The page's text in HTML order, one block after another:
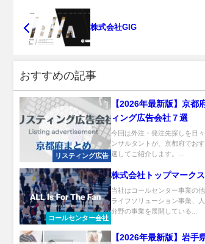
株式会社GIG
おすすめの記事
リスティング広告
【2026年最新版】京都
ィング広告会社７選
今回は外注・発注先探しを日
ンサルタントが、京都府でお
選してご紹介します。...
コールセンター会社
株式会社トップマークス
当社はコールセンター事業の
ライフソリューション事業、
分野の事業を展開している...
【2026年最新版】岩手